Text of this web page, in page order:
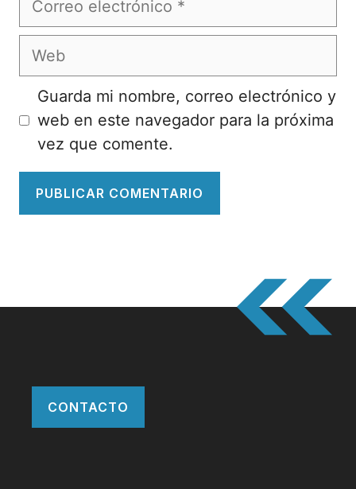
Web
Guarda mi nombre, correo electrónico y
web en este navegador para la próxima
vez que comente.
CONTACTO